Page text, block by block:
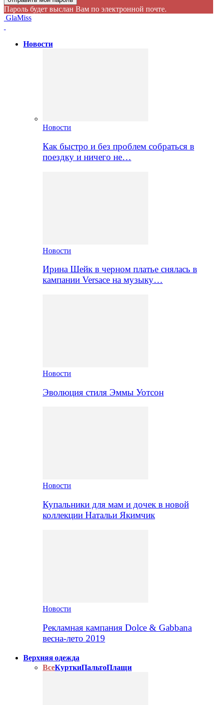
Пароль будет выслан Вам по электронной почте.
GlaMiss
Новости
Новости
Как быстро и без проблем собраться в
поездку и ничего не…
Новости
Ирина Шейк в черном платье снялась в
кампании Versace на музыку…
Новости
Эволюция стиля Эммы Уотсон
Новости
Купальники для мам и дочек в новой
коллекции Натальи Якимчик
Новости
Рекламная кампания Dolce & Gabbana
весна-лето 2019
Верхняя одежда
ВсеКурткиПальтоПлащи